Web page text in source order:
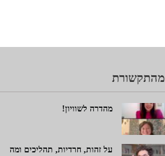
מהתקשורת
מהדרה לשוויון!
על זהות, חרדיות, תהליכים ומה